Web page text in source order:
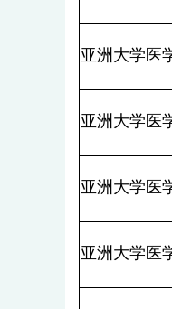
亚洲大学医
亚洲大学医
亚洲大学医
亚洲 大学 医